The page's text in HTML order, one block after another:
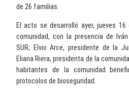
de 26 familias.
El acto se desarrolló ayer, jueves
comunidad, con la presencia de Iván
SUR; Elvio Arce, presidente de la
Eliana Riera, presidenta de la
habitantes de la comunidad
protocolos de bioseguridad.